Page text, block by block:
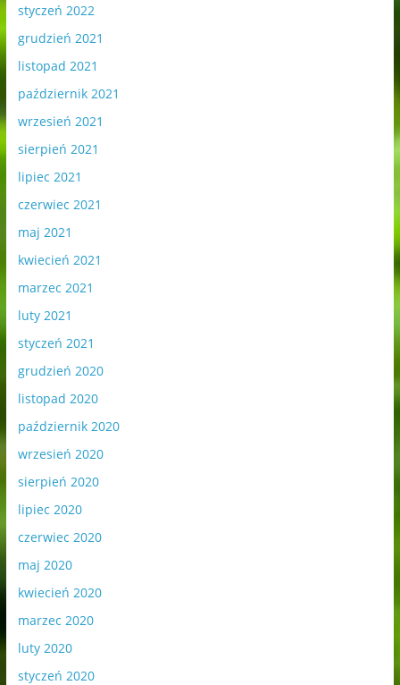
styczeń 2022
grudzień 2021
listopad 2021
październik 2021
wrzesień 2021
sierpień 2021
lipiec 2021
czerwiec 2021
maj 2021
kwiecień 2021
marzec 2021
luty 2021
styczeń 2021
grudzień 2020
listopad 2020
październik 2020
wrzesień 2020
sierpień 2020
lipiec 2020
czerwiec 2020
maj 2020
kwiecień 2020
marzec 2020
luty 2020
styczeń 2020